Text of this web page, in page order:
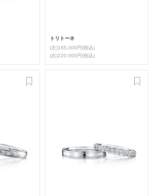
トリトーネ
(左)165,000円(税込)
(右)220,000円(税込)